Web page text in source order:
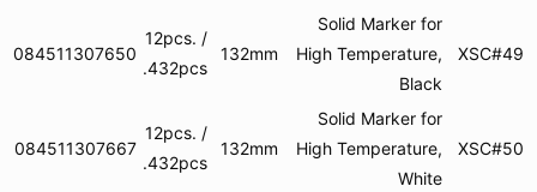
XSC#49
Solid Marker for
High Temperature,
Black
132mm
12pcs. /
432pcs.
084511307650
XSC#50
Solid Marker for
High Temperature,
White
132mm
12pcs. /
432pcs.
084511307667